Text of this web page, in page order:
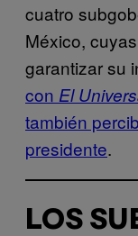
cuatro
México,
garantizar su
con El
también
presidente.
LOS